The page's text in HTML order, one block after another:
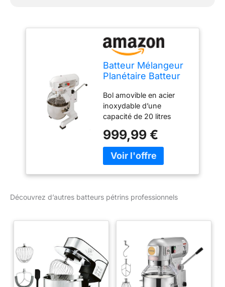
Batteur Mélangeur
Planétaire Batteur
Professionnel de 20
Litres
Bol amovible en acier
inoxydable d’une
capacité de 20 litres
vitesses ajustables pour
différents niveau de
mélanges 3 accessoires
999,99 €
Découvrez d’autres batteurs pétrins professionnels